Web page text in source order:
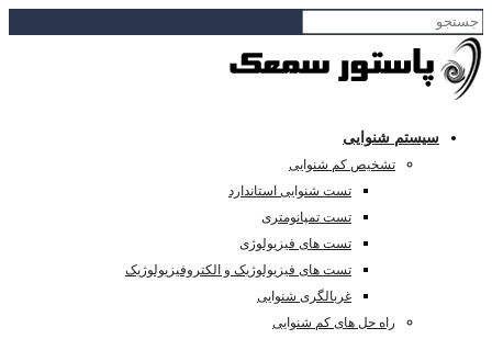
سیستم شنوایی
تشخیص کم شنوایی
تست شنوایی استاندارد
تست تمپانومتری
تست های فیزیولوژی
تست های فیزیولوژیک و الکتروفیزیولوژیک
غربالگری شنوایی
راه حل های کم شنوایی